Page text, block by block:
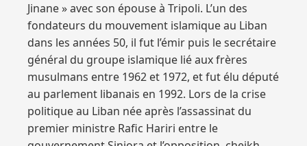
Jinane » avec son épouse à Tripoli. L’un des
fondateurs du mouvement islamique au Liban
dans les années 50, il fut l’émir puis le secrétaire
général du groupe islamique lié aux frères
musulmans entre 1962 et 1972, et fut élu député
au parlement libanais en 1992. Lors de la crise
politique au Liban née après l’assassinat du
premier ministre Rafic Hariri entre le